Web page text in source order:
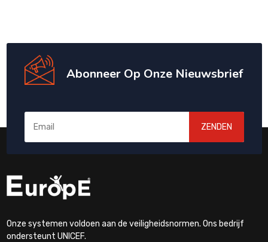
Abonneer Op Onze Nieuwsbrief
ZENDEN
Onze systemen voldoen aan de veiligheidsnormen. Ons bedrijf
ondersteunt UNICEF.